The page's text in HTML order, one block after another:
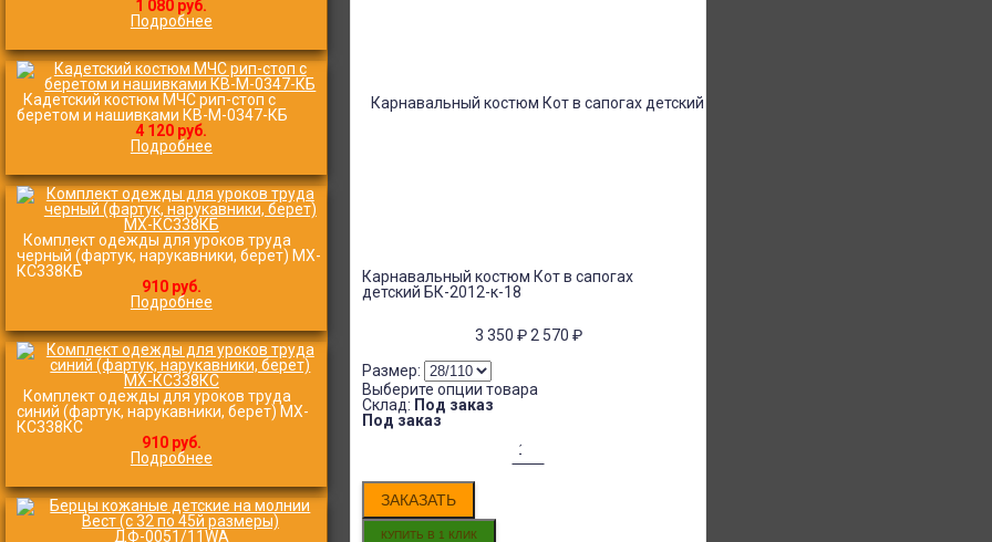
1 080 руб.
Подробнее
Кадетский костюм МЧС рип-стоп с
беретом и нашивками КВ-M-0347-КБ
4 120 руб.
Подробнее
Комплект одежды для уроков труда
черный (фартук, нарукавники, берет) МХ-
КС338КБ
910 руб.
Подробнее
Комплект одежды для уроков труда
синий (фартук, нарукавники, берет) МХ-
КС338КС
910 руб.
Подробнее
Карнавальный костюм Кот в сапогах
детский БК-2012-к-18
3 350 ₽ 2 570 ₽
Размер:
Выберите опции товара
Склад: Под заказ
Под заказ
ЗАКАЗАТЬ